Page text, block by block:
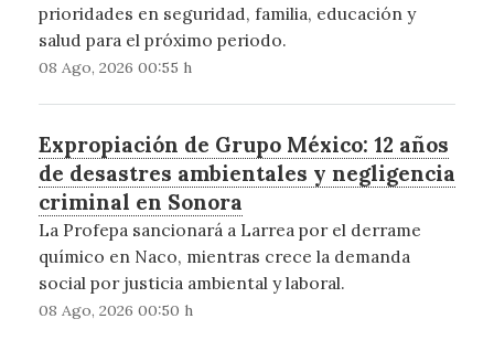
prioridades en seguridad, familia, educación y
salud para el próximo periodo.
08 Ago, 2026 00:55 h
Expropiación de Grupo México: 12 años
de desastres ambientales y negligencia
criminal en Sonora
La Profepa sancionará a Larrea por el derrame
químico en Naco, mientras crece la demanda
social por justicia ambiental y laboral.
08 Ago, 2026 00:50 h